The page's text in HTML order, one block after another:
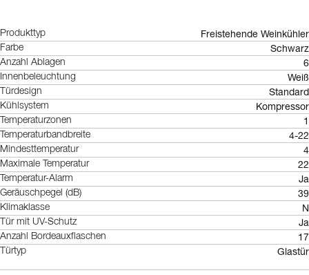
Produkttyp Freistehende Weinkühler
Farbe Schwarz
Anzahl Ablagen 6
Innenbeleuchtung Weiß
Türdesign Standard
Kühlsystem Kompressor
Temperaturzonen 1
Temperaturbandbreite 4-22
Mindesttemperatur 4
Maximale Temperatur 22
Temperatur-Alarm Ja
Geräuschpegel (dB) 39
Klimaklasse N
Tür mit UV-Schutz Ja
Anzahl Bordeauxflaschen 17
Türtyp Glastür